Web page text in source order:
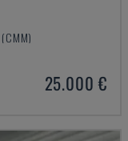
25.000 €